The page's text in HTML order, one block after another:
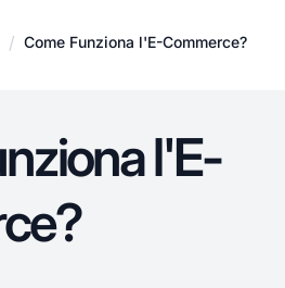
/ Come Funziona l'E-Commerce?
l'E-